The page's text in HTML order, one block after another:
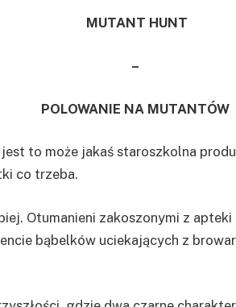
MUTANT HUNT
–
POLOWANIE NA MUTANTÓW
jest to może jakaś staroszkolna
co trzeba.
Otumanieni zakoszonymi z
bąbelków uciekających z